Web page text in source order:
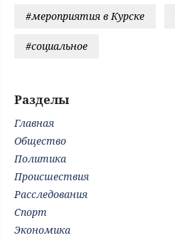
#мероприятия в Курске
#социальное
Разделы
Главная
Общество
Политика
Происшествия
Расследования
Спорт
Экономика